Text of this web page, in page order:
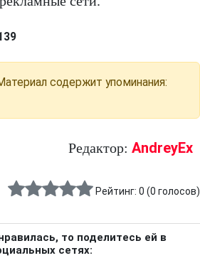
содержит упоминания:
Редактор: AndreyEx
Рейтинг: 0 (0 голосов)
то поделитесь ей в
сетях: